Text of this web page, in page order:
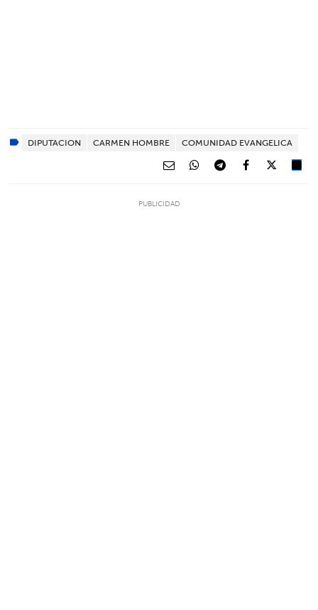
DIPUTACION CARMEN HOMBRE COMUNIDAD EVANGELICA